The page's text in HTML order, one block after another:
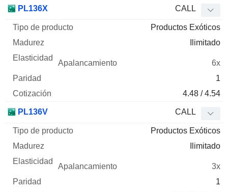
PL136X CALL
Productos Exóticos
Ilimitado
6x
1
4.48 / 4.54
PL136V CALL
Productos Exóticos
Ilimitado
3x
1